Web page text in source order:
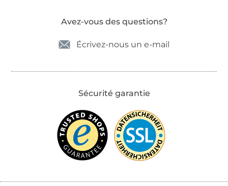
Avez-vous des questions?
Écrivez-nous un e-mail
Sécurité garantie